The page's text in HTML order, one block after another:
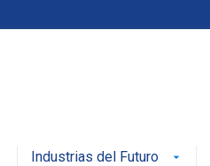
Industrias del Futuro